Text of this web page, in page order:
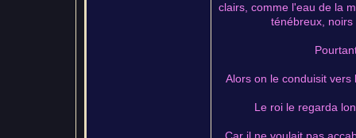
clairs, comme l'eau de la
ténébreux,
Alors on le conduisit
Le roi le regarda